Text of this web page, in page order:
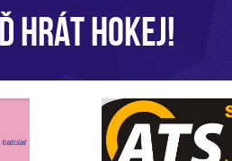
HRÁT HOKEJ!